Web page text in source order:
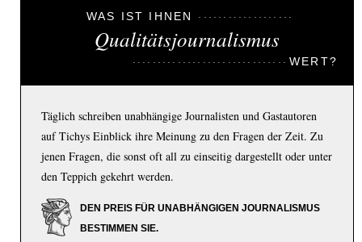
WAS IST IHNEN
Qualitätsjournalismus
WERT?
Täglich schreiben unabhängige Journalisten und Gastautoren
auf Tichys Einblick ihre Meinung zu den Fragen der Zeit. Zu
jenen Fragen, die sonst oft all zu einseitig dargestellt oder unter
den Teppich gekehrt werden.
DEN PREIS FÜR UNABHÄNGIGEN JOURNALISMUS
BESTIMMEN SIE.